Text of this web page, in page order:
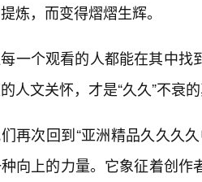
炼，而变得熠熠生辉。
一个观看的人都能在其中找
人文关怀，才是“久久”不衰
再次回到“亚洲精品久久久
向上的力量。它象征着创